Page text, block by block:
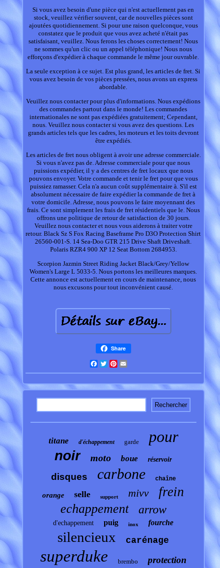
Si vous avez besoin d'une pièce qui n'est actuellement pas en
stock, veuillez vérifier souvent, car de nouvelles pièces sont
ajoutées quotidiennement. Si pour une raison quelconque, vous
constatez que le produit que vous avez acheté n'était pas
satisfaisant, veuillez. Nous ferons les choses correctement! Nous
ne sommes qu'un clic ou un appel téléphonique! Nous nous
efforçons d'expédier à chaque commande le même jour ouvrable.
La seule exception à ce sujet. Est plus grand, les articles de fret. Si
vous avez besoin de vos pièces pressées, nous avons un express
abordable.
Veuillez nous contacter pour plus d'informations. Nous expédions
des commandes partout dans le monde! Les commandes
internationales ne sont pas expédiées gratuitement; Cependant,
nous. Veuillez nous contacter si vous avez des questions. Les
grands articles tels que les cadres, les moteurs et les toits devront
être expédiés.
Les articles de fret nous obligent à avoir une adresse commerciale.
Si vous n'avez pas de. Adresse commerciale pour que nous
puissions expédier, il y a des centres de fret locaux que nous
pouvons envoyer. Votre commande et tenir le fret pour que vous
puissiez ramasser. Cela n'a aucun coût supplémentaire à. S'il est
absolument nécessaire de faire expédier la commande de fret à
votre domicile. Adresse, nous pouvons le faire moyennant des
frais. Ce sont simplement les frais de fret résidentiels que le. Nous
offrons une politique de retour de satisfaction de 30 jours.
Veuillez nous contacter et nous vous aiderons à traiter votre
retour. Black Sz S Fox Racing Baseframe Pro D3O Protection Shirt
26560-001-S. 14 Sea-Doo GTR 215 Drive Shaft Driveshaft.
Polaris RZR4 900 XP 12 Seat Bottom 2684953.
Scorpion Jazmin Street Riding Jacket Black/Grey/Yellow
Women's Large L 5033-5. Nous portons les meilleures marques.
Cette annonce est actuellement en cours de maintenance, nous
nous excusons pour tout inconvénient causé.
Share
Facebook
TwitterPinterest
titane d'échappement garde pour
noir moto boue réservoir
disques carbone chaîne
orange selle support mivv frein
echappement arrow
d'echappement puig inox fourche
silencieux carénage
superduke brembo protection